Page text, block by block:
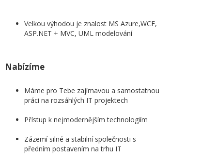
Velkou výhodou je znalost MS Azure,WCF,
ASP.NET + MVC, UML modelování
Nabízíme
Máme pro Tebe zajímavou a samostatnou
práci na rozsáhlých IT projektech
Přístup k nejmodernějším technologiím
Zázemí silné a stabilní společnosti s
předním postavením na trhu IT